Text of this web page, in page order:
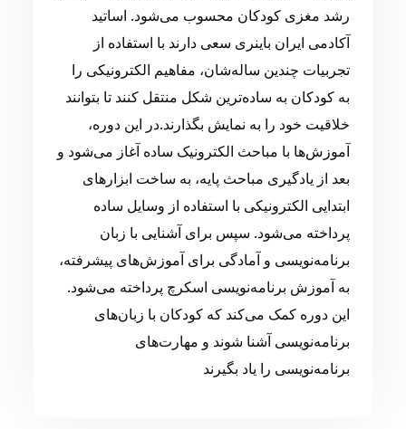
رشد مغزی کودکان محسوب می‌شود. اساتید
آکادمی ایران باینری سعی دارند با استفاده از
تجربیات چندین ساله‌شان، مفاهیم الکترونیکی را
به کودکان به ساده‌ترین شکل منتقل کنند تا بتوانند
خلاقیت خود را به نمایش بگذارند.در این دوره،
آموزش‌ها با مباحث الکترونیک ساده آغاز می‌شود و
بعد از یادگیری مباحث پایه، به ساخت ابزارهای
ابتدایی الکترونیکی با استفاده از وسایل ساده
پرداخته می‌شود. سپس برای آشنایی با زبان
برنامه‌نویسی و آمادگی برای آموزش‌های پیشرفته،
به آموزش برنامه‌نویسی اسکرچ پرداخته می‌شود.
این دوره کمک می‌کند که کودکان با زبان‌های
برنامه‌نویسی آشنا شوند و مهارت‌های
برنامه‌نویسی را یاد بگیرند